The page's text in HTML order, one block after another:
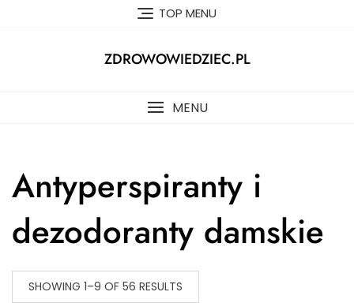
TOP MENU
ZDROWOWIEDZIEC.PL
MENU
Antyperspiranty i
dezodoranty damskie
SHOWING 1–9 OF 56 RESULTS